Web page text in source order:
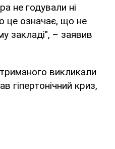
не годували ні
це означає, що не
закладі", – заявив
викликали
гіпертонічний криз,